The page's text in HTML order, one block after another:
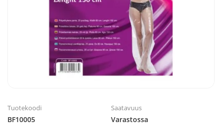
Tuotekoodi
BF10005
Saatavuus
Varastossa